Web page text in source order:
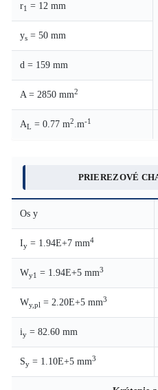
r1 = 12 mm
ys = 50 mm
d = 159 mm
A = 2850 mm2
AL = 0.77 m2.m-1
PRIEREZOVÉ
Os y
Iy = 1.94E+7 mm4
Wy1 = 1.94E+5 mm3
Wy,pl = 2.20E+5 mm3
iy = 82.60 mm
Sy = 1.10E+5 mm3